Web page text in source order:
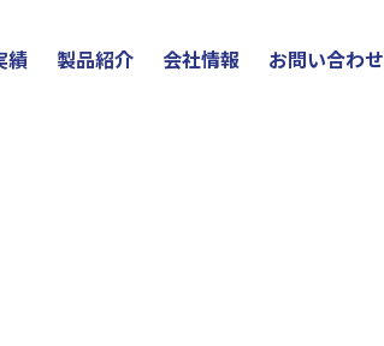
績 製品紹介 会社情報 お問い合わせ